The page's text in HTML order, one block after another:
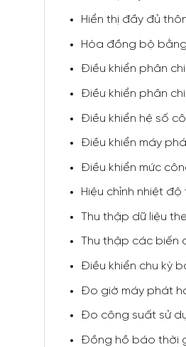
Hiển thị đầy đủ
Hòa đồng bộ
Điều khiển phân
Điều khiển phân
Điều khiển hệ số
Điều khiển máy
Điều khiển mức
Hiệu chỉnh nhiệt
Thu thập dữ liệu
Thu thập các biến
Điều khiển chu kỳ
Đo giờ máy phát
Đo công suất sử
Đồng hồ báo thời